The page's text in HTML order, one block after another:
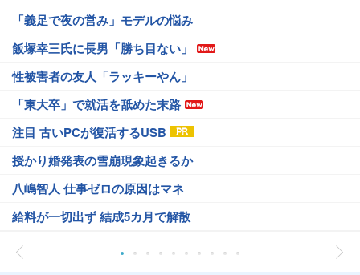
「義足で夜の営み」モデルの悩み
飯塚幸三氏に長男「勝ち目ない」
性被害者の友人「ラッキーやん」
「東大卒」で就活を舐めた末路
注目 古いPCが復活するUSB
授かり婚発表の雪崩現象起きるか
八嶋智人 仕事ゼロの原因はマネ
給料が一切出ず 結成5カ月で解散